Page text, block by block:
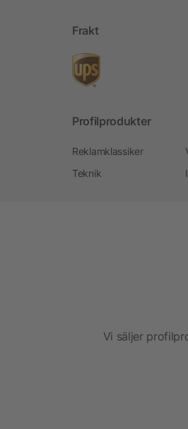
Frakt
Profilprodukter
Reklamklassiker
Teknik
Vi säljer